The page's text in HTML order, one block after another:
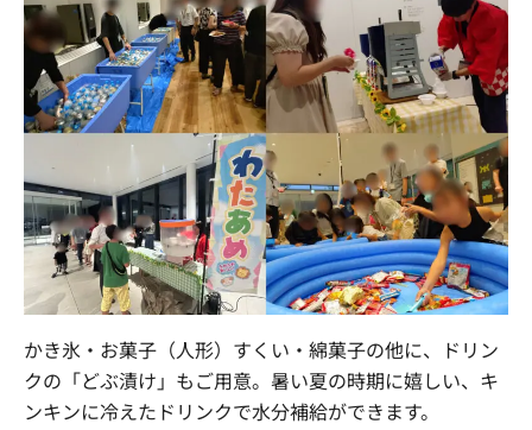
かき氷・お菓子（人形）すくい・綿菓子の他に、ドリン
クの「どぶ漬け」もご用意。暑い夏の時期に嬉しい、キ
ンキンに冷えたドリンクで水分補給ができます。